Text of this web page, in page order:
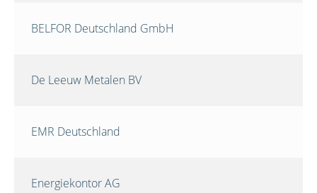
BELFOR Deutschland GmbH
De Leeuw Metalen BV
EMR Deutschland
Energiekontor AG